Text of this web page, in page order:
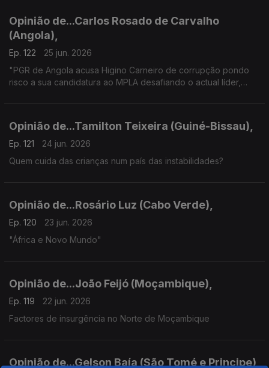
Opinião de...Carlos Rosado de Carvalho
(Angola),
Ep. 122
25 jun. 2026
"PGR de Angola acusa Higino Carneiro de corrupção pondo
risco a sua candidatura ao MPLA desafiando o actual líder,
Opinião de...Tamilton Teixeira (Guiné-Bissau),
Ep. 121
24 jun. 2026
Quem cuida das crianças num país das instabilidades?
Opinião de...Rosário Luz (Cabo Verde),
Ep. 120
23 jun. 2026
"África e Novo Mundo"
Opinião de...João Feijó (Moçambique),
Ep. 119
22 jun. 2026
Factores de insurgência no Norte de Moçambique
Opinião de...Gelson Baía (São Tomé e Principe),